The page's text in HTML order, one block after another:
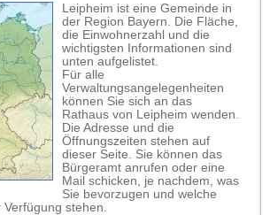
Leipheim ist eine Gemeinde in
der Region Bayern. Die Fläche,
die Einwohnerzahl und die
wichtigsten Informationen sind
unten aufgelistet.
Für alle
Verwaltungsangelegenheiten
können Sie sich an das
Rathaus von Leipheim wenden.
Die Adresse und die
Öffnungszeiten stehen auf
dieser Seite. Sie können das
Bürgeramt anrufen oder eine
Mail schicken, je nachdem, was
Sie bevorzugen und welche
stehen.